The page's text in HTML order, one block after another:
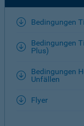
Bedingungen
Bedingungen
Plus)
Bedingungen
Unfällen
Flyer